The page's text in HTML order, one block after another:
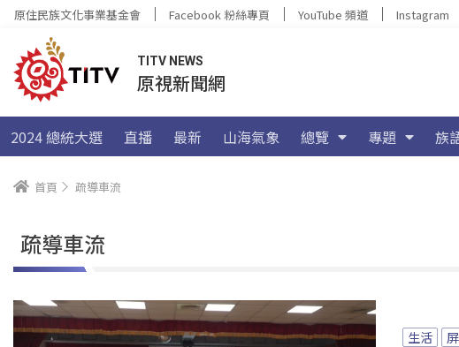
原住民族文化事業基金會 Facebook 粉絲專頁 YouTube 頻道 Instagram
TITV NEWS
原視新聞網
2024 總統大選 直播 最新 山海氣象 總覽 專題 族
首頁 疏導車流
疏導車流
生活